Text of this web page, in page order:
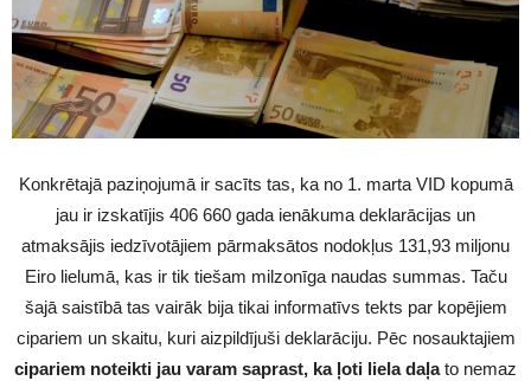
Konkrētajā paziņojumā ir sacīts tas, ka no 1. marta VID kopumā
jau ir izskatījis 406 660 gada ienākuma deklarācijas un
atmaksājis iedzīvotājiem pārmaksātos nodokļus 131,93 miljonu
Eiro lielumā, kas ir tik tiešam milzonīga naudas summas. Taču
šajā saistībā tas vairāk bija tikai informatīvs tekts par kopējiem
cipariem un skaitu, kuri aizpildījuši deklarāciju. Pēc nosauktajiem
cipariem noteikti jau varam saprast, ka ļoti liela daļato nemaz